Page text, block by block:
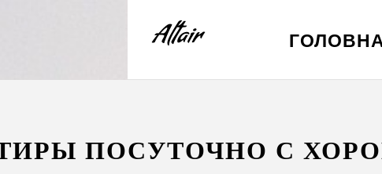
ПОСУТОЧНО С